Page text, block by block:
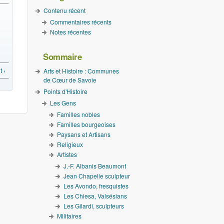
›
Contenu récent
Commentaires récents
Notes récentes
Sommaire
Arts et Histoire : Communes
de Cœur de Savoie
Points d'Histoire
Les Gens
Familles nobles
Familles bourgeoises
Paysans et Artisans
Religieux
Artistes
J.-F. Albanis Beaumont
Jean Chapelle sculpteur
Les Avondo, fresquistes
Les Chiesa, Valsésians
Les Gilardi, sculpteurs
Militaires